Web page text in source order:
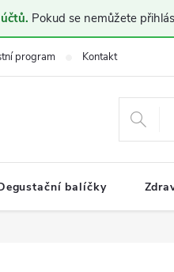
Pokud se nemůžete
program Kontakt
balíčky